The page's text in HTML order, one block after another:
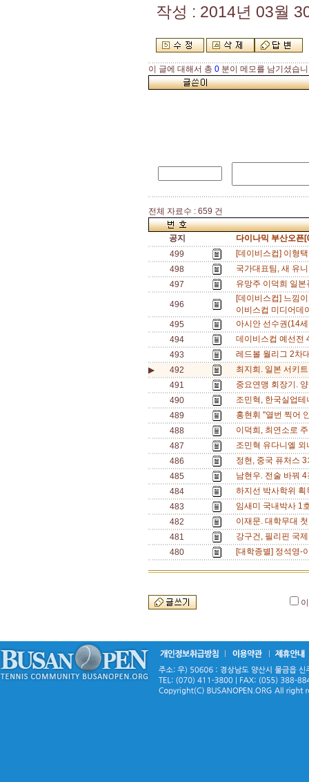
작성 : 2014년 03월
이 글에 대해서 총 0 분이 메모를 남기셨습
전체 자료수 : 659 건
공지
다이나믹 부산오픈
499
[데이비스컵] 이형
498
국가대표팀, 새 유
497
유망주 이덕희 일
496
[데이비스컵] 느낌
이비스컵 미디어
495
아시안 선수권(14
494
데이비스컵 예선
493
레드볼 월리그 2차
▶
492
최지희. 일본 서키
491
중요연맹 회장기.
490
조민혁, 한국실업
489
홍현휘 "열번 찍어
488
이덕희, 최연소로
487
조민혁 유다니엘
486
정현, 중국 퓨처스
485
남현우. 전술 바꿔
484
하지선 박사학위
483
임새미 국내박사 1
482
이재문. 대학무대
481
강구건, 필리핀 국
480
[대학종별] 정석영-